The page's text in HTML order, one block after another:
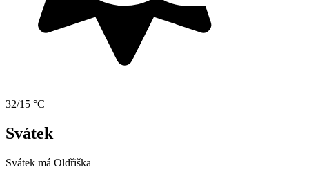
32/15 °C
Svátek
Svátek má Oldřiška